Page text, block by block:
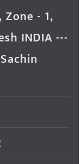
- 1,
INDIA ---